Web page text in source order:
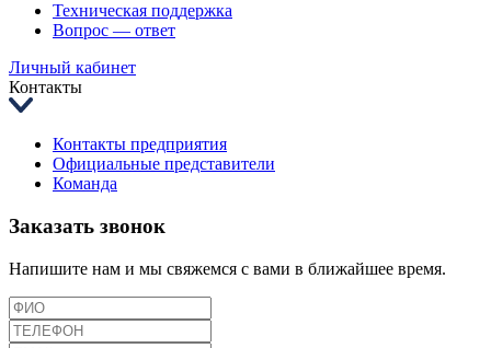
Техническая поддержка
Вопрос — ответ
Личный кабинет
Контакты
Контакты предприятия
Официальные представители
Команда
Заказать звонок
Напишите нам и мы свяжемся с вами в ближайшее время.